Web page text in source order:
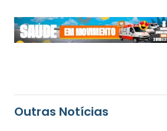
Outras Notícias